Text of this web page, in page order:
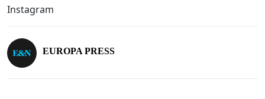
Instagram
EUROPA PRESS